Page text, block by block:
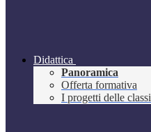
Didattica
Panoramica
Offerta formativa
I progetti delle classi